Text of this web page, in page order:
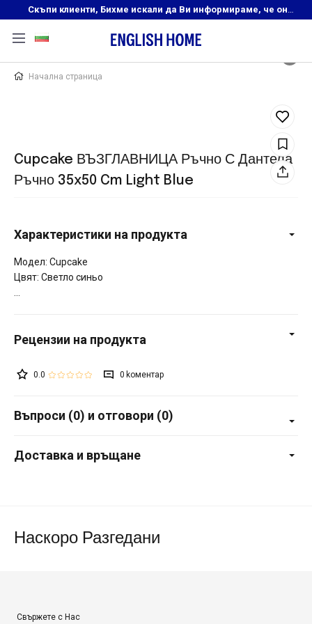
Скъпи клиенти, Бихме искали да Ви информираме, че онлайн магазинът на English Home преустановява своята дейност. Прекрасният ни и усмихнат екип ,Ви очаква в нашите физически магазини, където ще откриете любимите си продукти! Благодарим Ви, че сте част от семейството на Еnglish Home!
Начална страница
Cupcake ВЪЗГЛАВНИЦА Ръчно С Дантела
Ръчно 35x50 Cm Light Blue
Характеристики на продукта
Модел: Cupcake
Цвят: Светло синьо
0.0 0
Въпроси (0) и отговори (0)
Доставка и връщане
Наскоро Разгедани
Свържете с Нас